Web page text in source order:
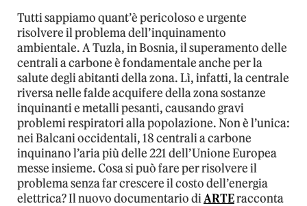
Tutti sappiamo quant’è pericoloso e urgente
risolvere il problema dell’inquinamento
ambientale. A Tuzla, in Bosnia, il superamento delle
centrali a carbone è fondamentale anche per la
salute degli abitanti della zona. Lì, infatti, la centrale
riversa nelle falde acquifere della zona sostanze
inquinanti e metalli pesanti, causando gravi
problemi respiratori alla popolazione. Non è l’unica:
nei Balcani occidentali, 18 centrali a carbone
inquinano l’aria più delle 221 dell’Unione Europea
messe insieme. Cosa si può fare per risolvere il
problema senza far crescere il costo dell’energia
elettrica? Il nuovo documentario diARTEracconta